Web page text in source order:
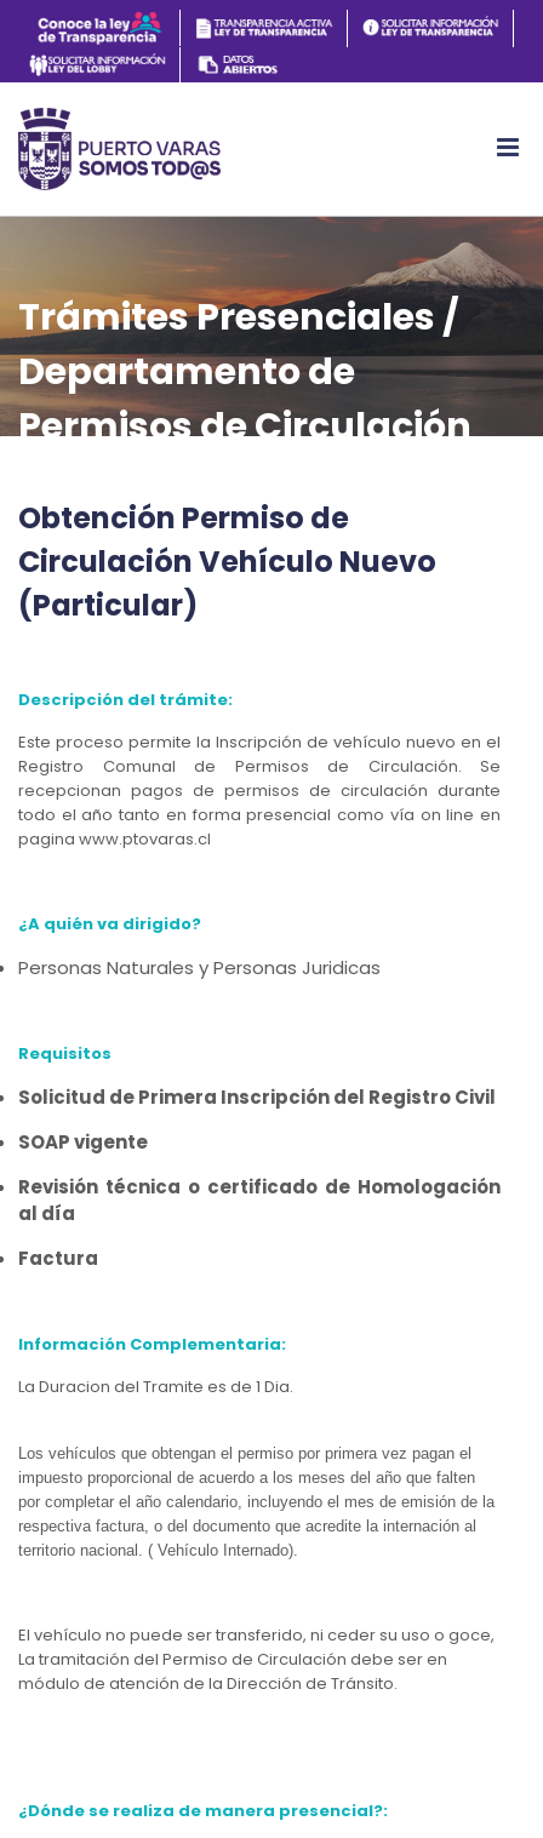
Trámites Presenciales /
Departamento de
Permisos de Circulación
Obtención Permiso de
Circulación Vehículo Nuevo
(Particular)
Descripción del trámite:
Este proceso permite la Inscripción de vehículo nuevo en el
Registro Comunal de Permisos de Circulación. Se
recepcionan pagos de permisos de circulación durante
todo el año tanto en forma presencial como vía on line en
pagina www.ptovaras.cl
¿A quién va dirigido?
Personas Naturales y Personas Juridicas
Requisitos
Solicitud de Primera Inscripción del Registro Civil
SOAP vigente
Revisión técnica o certificado de Homologación
al día
Factura
Información Complementaria:
La Duracion del Tramite es de 1 Dia.
Los vehículos que obtengan el permiso por primera vez pagan el
impuesto proporcional de acuerdo a los meses del año que falten
por completar el año calendario, incluyendo el mes de emisión de la
respectiva factura, o del documento que acredite la internación al
territorio nacional. ( Vehículo Internado).
El vehículo no puede ser transferido, ni ceder su uso o goce,
La tramitación del Permiso de Circulación debe ser en
módulo de atención de la Dirección de Tránsito.
¿Dónde se realiza de manera presencial?: